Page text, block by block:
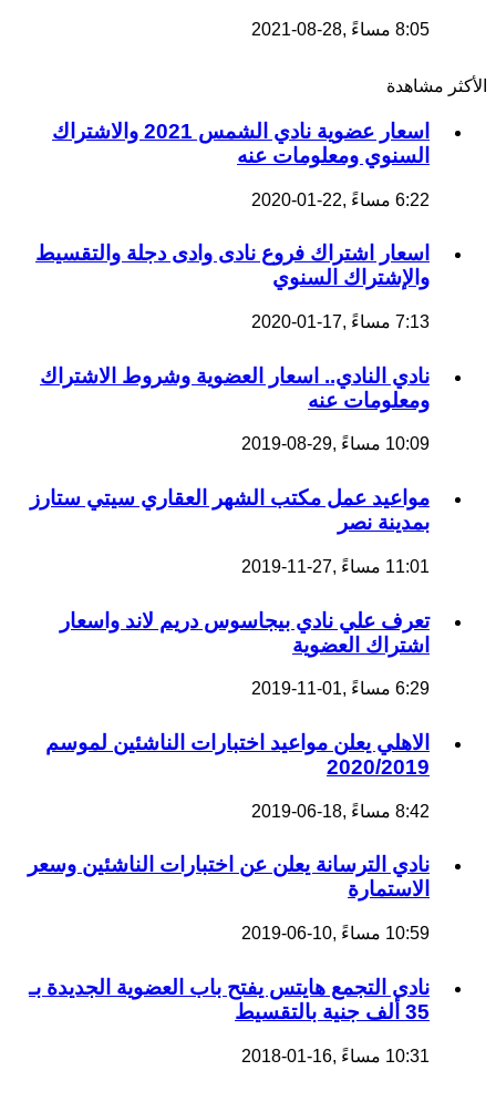
8:05 مساءً ,28-08-2021
الأكثر مشاهدة
اسعار عضوية نادي الشمس 2021 والاشتراك
السنوي ومعلومات عنه
6:22 مساءً ,22-01-2020
اسعار اشتراك فروع نادى وادى دجلة والتقسيط
والإشتراك السنوي
7:13 مساءً ,17-01-2020
نادي النادي.. اسعار العضوية وشروط الاشتراك
ومعلومات عنه
10:09 مساءً ,29-08-2019
مواعيد عمل مكتب الشهر العقاري سيتي ستارز
بمدينة نصر
11:01 مساءً ,27-11-2019
تعرف علي نادي بيجاسوس دريم لاند واسعار
اشتراك العضوية
6:29 مساءً ,01-11-2019
الاهلي يعلن مواعيد اختبارات الناشئين لموسم
2020/2019
8:42 مساءً ,18-06-2019
نادي الترسانة يعلن عن اختبارات الناشئين وسعر
الاستمارة
10:59 مساءً ,10-06-2019
نادى التجمع هايتس يفتح باب العضوية الجديدة بـ
35 ألف جنية بالتقسيط
10:31 مساءً ,16-01-2018